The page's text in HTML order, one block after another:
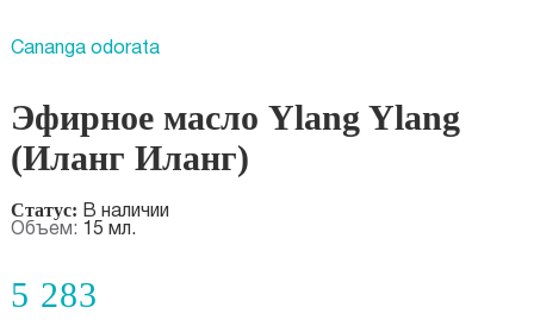
Cananga odorata
Эфирное масло Ylang Ylang
(Иланг Иланг)
Статус: В наличии
Объем: 15 мл.
5 283